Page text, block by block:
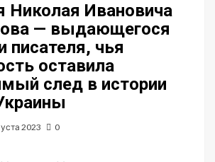
Николая Ивановича
— выдающегося
писателя, чья
оставила
след в истории
2023 0